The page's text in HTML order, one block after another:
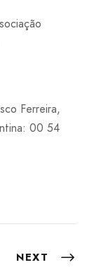
Ferreira,
00 54
NEXT